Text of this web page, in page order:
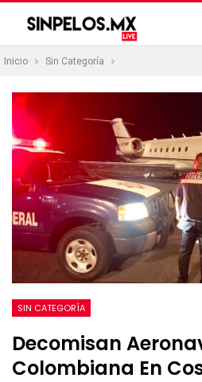
Inicio Sin Categoría
SIN CATEGORÍA
Decomisan
Colombiana En